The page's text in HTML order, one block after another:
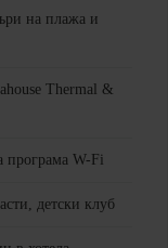
на плажа и
Thermal &
програма W-Fi
детски клуб